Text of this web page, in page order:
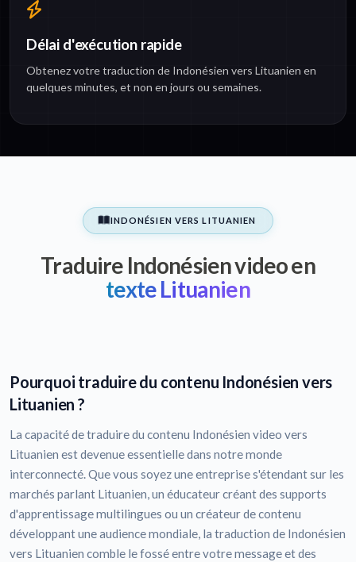
Délai d'exécution rapide
Obtenez votre traduction de Indonésien vers Lituanien en
quelques minutes, et non en jours ou semaines.
INDONÉSIEN VERS LITUANIEN
Traduire Indonésien video en
texte Lituanien
Pourquoi traduire du contenu Indonésien vers
Lituanien ?
La capacité de traduire du contenu Indonésien video vers
Lituanien est devenue essentielle dans notre monde
interconnecté. Que vous soyez une entreprise s'étendant sur les
marchés parlant Lituanien, un éducateur créant des supports
d'apprentissage multilingues ou un créateur de contenu
développant une audience mondiale, la traduction de Indonésien
vers Lituanien comble le fossé entre votre message et des